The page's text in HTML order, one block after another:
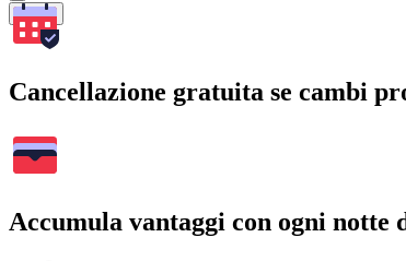
Cerca
Cancellazione gratuita se cambi
Accumula vantaggi con ogni notte